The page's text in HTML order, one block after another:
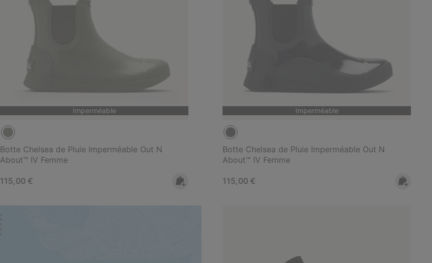
Imperméable
Botte Chelsea de Pluie Imperméable Out N
About™ IV Femme
Regular price:
115,00 €
Imperméable
Botte Chelsea de Pluie Imperméable Out N
About™ IV Femme
Regular price:
115,00 €